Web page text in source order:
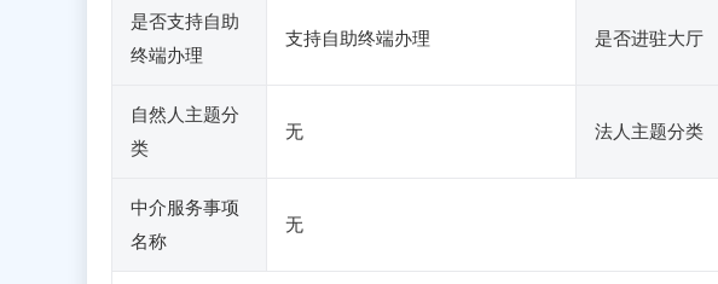
是否支持自助
终端办理
支持自助终端办理 是否进驻大厅
自然人主题分
类
无 法人主题分类
中介服务事项
名称
无